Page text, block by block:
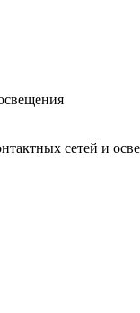
сетей и